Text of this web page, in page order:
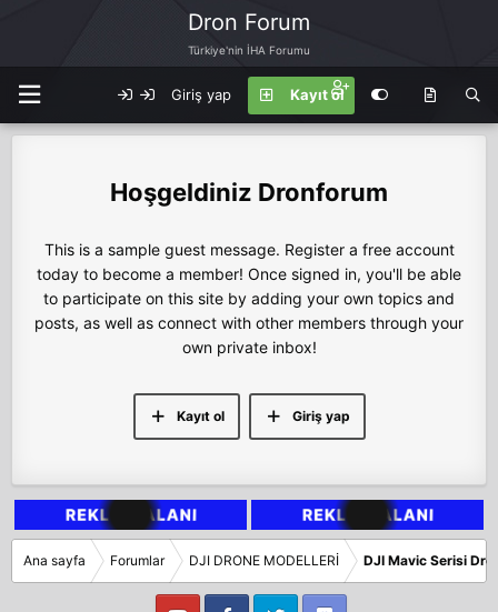
Dron Forum
Türkiye'nin İHA Forumu
Giriş yap Kayıt ol
Dronforum
This is a sample guest message. Register a free account
today to become a member! Once signed in, you'll be able
to participate on this site by adding your own topics and
posts, as well as connect with other members through your
own private inbox!
Giriş yap
Kayıt ol
Ana sayfa Forumlar DJI DRONE MODELLERİ DJI Mavic Serisi